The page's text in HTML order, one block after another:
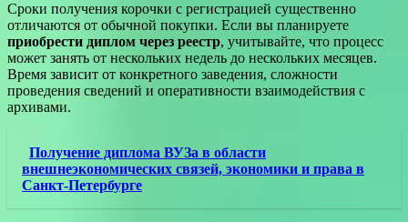
Сроки получения корочки с регистрацией существенно
отличаются от обычной покупки. Если вы планируете
приобрести диплом через реестр, учитывайте, что процесс
может занять от нескольких недель до нескольких месяцев.
Время зависит от конкретного заведения, сложности
проведения сведений и оперативности взаимодействия с
архивами.
Получение диплома ВУЗа в области
внешнеэкономических связей, экономики и права в
Санкт-Петербурге